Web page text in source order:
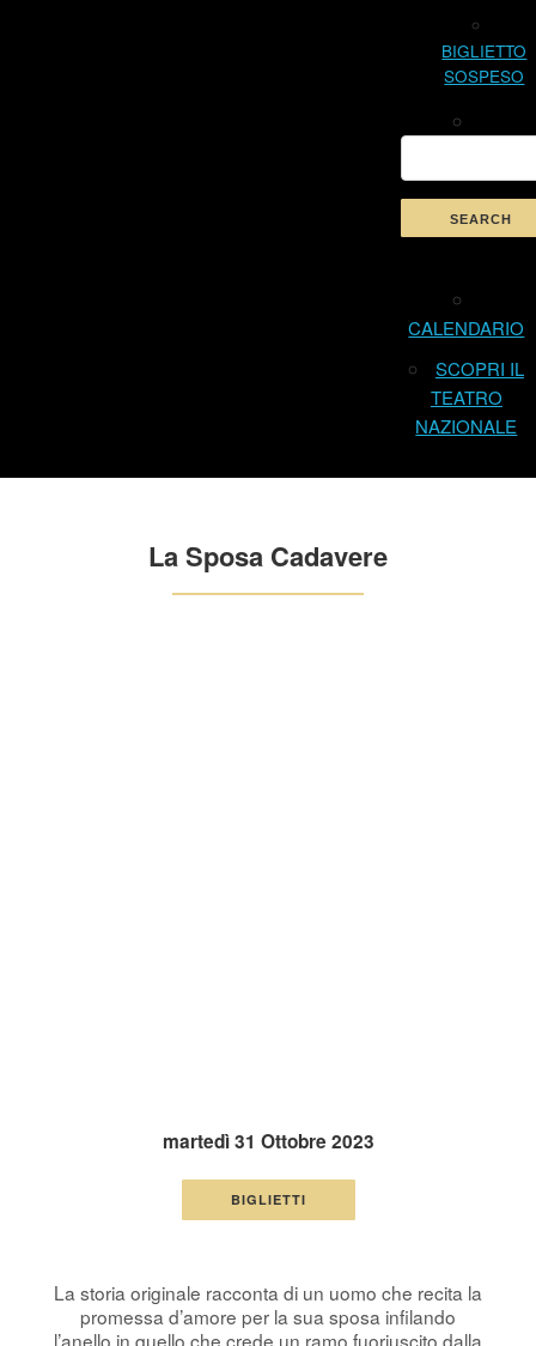
BIGLIETTO
SOSPESO
CALENDARIO
SCOPRI IL
TEATRO
NAZIONALE
La Sposa Cadavere
martedì 31 Ottobre 2023
BIGLIETTI
La storia originale racconta di un uomo che recita la
promessa d’amore per la sua sposa infilando
l’anello in quello che crede un ramo fuoriuscito dalla